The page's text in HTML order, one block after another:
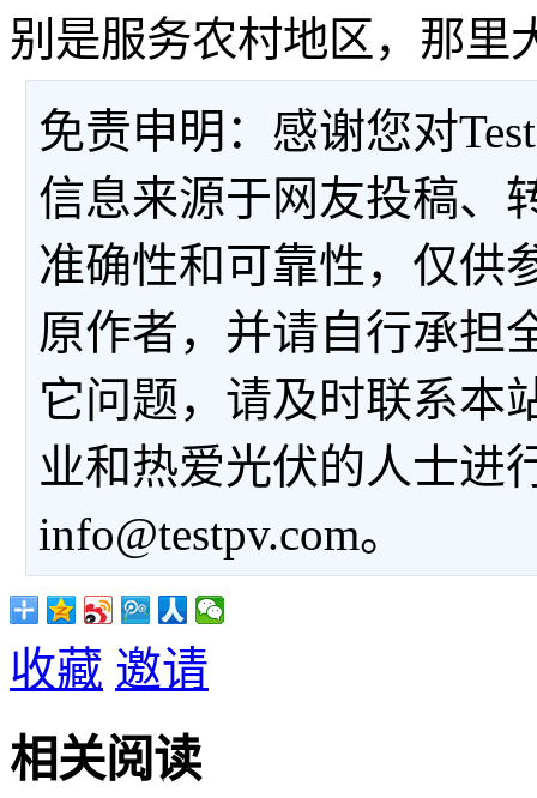
别是服务农村地区，那里
免责申明：感谢您对
信息来源于网友投稿、
准确性和可靠性，仅供
原作者，并请自行承担
它问题，请及时联系本
业和热爱光伏的人士进
info@testpv.com。
收藏 邀请
相关阅读